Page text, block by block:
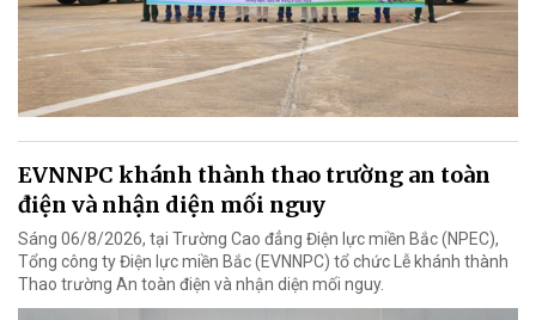
EVNNPC khánh thành thao trường an toàn
điện và nhận diện mối nguy
Sáng 06/8/2026, tại Trường Cao đẳng Điện lực miền Bắc (NPEC),
Tổng công ty Điện lực miền Bắc (EVNNPC) tổ chức Lễ khánh thành
Thao trường An toàn điện và nhận diện mối nguy.